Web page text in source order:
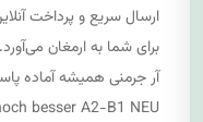
ارسال سریع و پرداخت
برای شما به ارمغان